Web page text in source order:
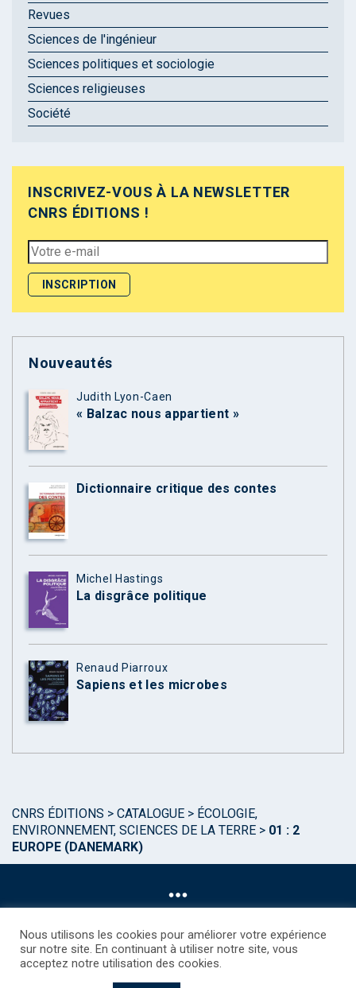
Revues
Sciences de l'ingénieur
Sciences politiques et sociologie
Sciences religieuses
Société
INSCRIVEZ-VOUS À LA NEWSLETTER
CNRS ÉDITIONS !
Nouveautés
Judith Lyon-Caen
« Balzac nous appartient »
Dictionnaire critique des contes
Michel Hastings
La disgrâce politique
Renaud Piarroux
Sapiens et les microbes
CNRS ÉDITIONS > CATALOGUE > ÉCOLOGIE,
ENVIRONNEMENT, SCIENCES DE LA TERRE > 01 : 2
EUROPE (DANEMARK)
©CNRS EDITIONS 2025
Nous utilisons les cookies pour améliorer votre expérience
sur notre site. En continuant à utiliser notre site, vous
acceptez notre utilisation des cookies.